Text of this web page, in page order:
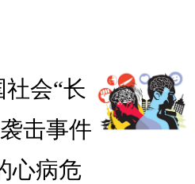
会“长
击事件
心病危